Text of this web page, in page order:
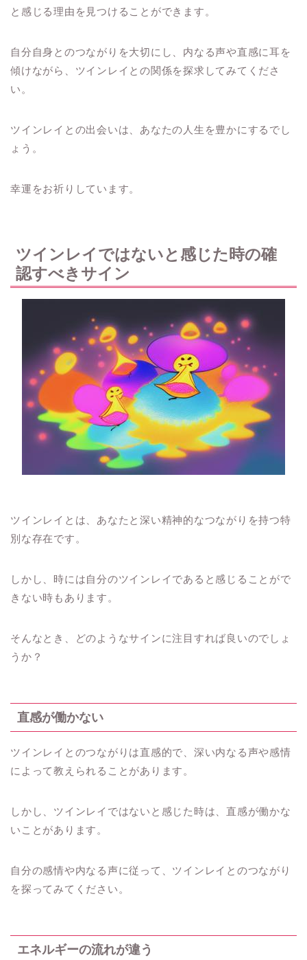
と感じる理由を見つけることができます。
自分自身とのつながりを大切にし、内なる声や直感に耳を
傾けながら、ツインレイとの関係を探求してみてくださ
い。
ツインレイとの出会いは、あなたの人生を豊かにするでし
ょう。
幸運をお祈りしています。
ツインレイではないと感じた時の確
認すべきサイン
ツインレイとは、あなたと深い精神的なつながりを持つ特
別な存在です。
しかし、時には自分のツインレイであると感じることがで
きない時もあります。
そんなとき、どのようなサインに注目すれば良いのでしょ
うか？
直感が働かない
ツインレイとのつながりは直感的で、深い内なる声や感情
によって教えられることがあります。
しかし、ツインレイではないと感じた時は、直感が働かな
いことがあります。
自分の感情や内なる声に従って、ツインレイとのつながり
を探ってみてください。
エネルギーの流れが違う